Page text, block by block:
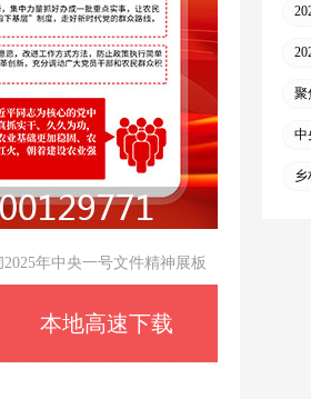
年中央一号文件精神展板
本地高速下载
聚
中